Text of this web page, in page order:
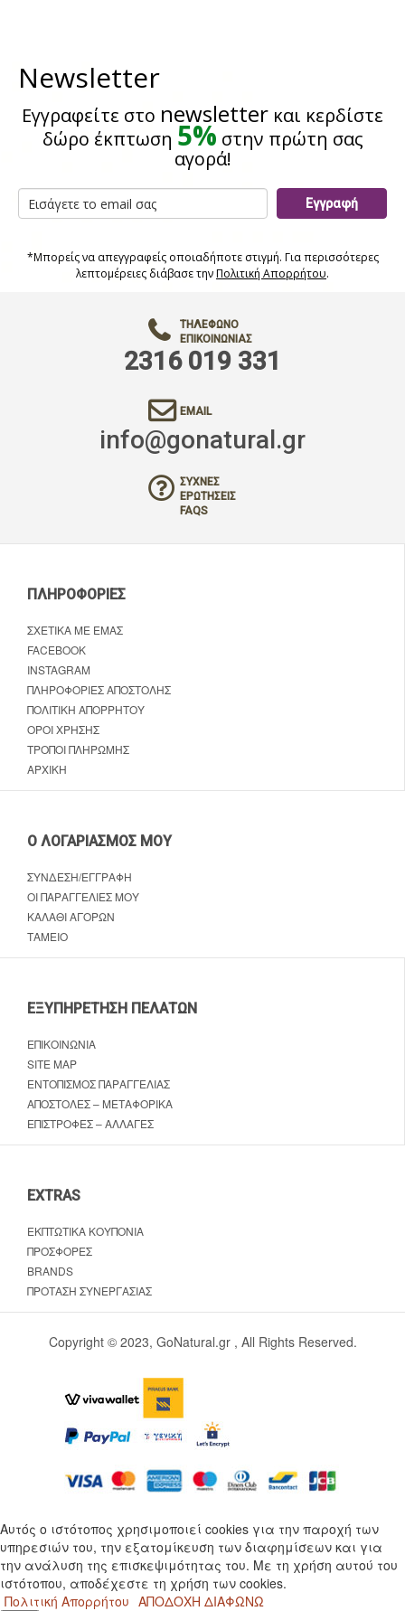
Newsletter
Εγγραφείτε στο newsletter και κερδίστε
δώρο έκπτωση 5% στην πρώτη σας
αγορά!
Εγγραφή
*Μπορείς να απεγγραφείς οποιαδήποτε στιγμή. Για περισσότερες
λεπτομέρειες διάβασε τηνΠολιτική Απορρήτου.
ΤΗΛΈΦΩΝΟ
ΕΠΙΚΟΙΝΩΝΊΑΣ
2316 019 331
EMAIL
info@gonatural.gr
ΣΥΧΝΈΣ
ΕΡΩΤΉΣΕΙΣ
FAQS
ΠΛΗΡΟΦΟΡΊΕΣ
ΣΧΕΤΙΚΆ ΜΕ ΕΜΆΣ
FACEBOOK
INSTAGRAM
ΠΛΗΡΟΦΟΡΊΕΣ ΑΠΟΣΤΟΛΉΣ
ΠΟΛΙΤΙΚΉ ΑΠΟΡΡΉΤΟΥ
ΌΡΟΙ ΧΡΉΣΗΣ
ΤΡΌΠΟΙ ΠΛΗΡΩΜΉΣ
ΑΡΧΙΚΉ
Ο ΛΟΓΑΡΙΑΣΜΌΣ ΜΟΥ
ΣΎΝΔΕΣΗ/ΕΓΓΡΑΦΉ
ΟΙ ΠΑΡΑΓΓΕΛΊΕΣ ΜΟΥ
ΚΑΛΆΘΙ ΑΓΟΡΏΝ
ΤΑΜΕΊΟ
ΕΞΥΠΗΡΈΤΗΣΗ ΠΕΛΑΤΏΝ
ΕΠΙΚΟΙΝΩΝΊΑ
SITE MAP
ΕΝΤΟΠΙΣΜΌΣ ΠΑΡΑΓΓΕΛΊΑΣ
ΑΠΟΣΤΟΛΈΣ – ΜΕΤΑΦΟΡΙΚΆ
ΕΠΙΣΤΡΟΦΈΣ – ΑΛΛΑΓΈΣ
EXTRAS
ΕΚΠΤΩΤΙΚΆ ΚΟΥΠΌΝΙΑ
ΠΡΟΣΦΟΡΈΣ
BRANDS
ΠΡΌΤΑΣΗ ΣΥΝΕΡΓΑΣΊΑΣ
Copyright © 2023, GoNatural.gr , All Rights Reserved.
Αυτός ο ιστότοπος χρησιμοποιεί cookies για την παροχή των
υπηρεσιών του, την εξατομίκευση των διαφημίσεων και για
την ανάλυση της επισκεψιμότητας του. Με τη χρήση αυτού του
ιστότοπου, αποδέχεστε τη χρήση των cookies.
Πολιτική Απορρήτου ΑΠΟΔΟΧΗ ΔΙΑΦΩΝΩ